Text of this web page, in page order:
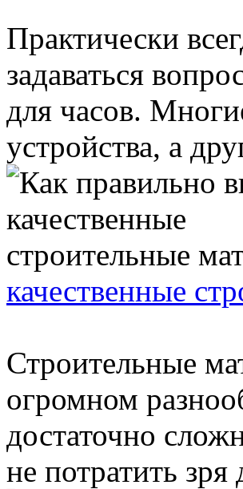
Практически
задаваться
для часов.
устройства, а
качественные
Строительные
огромном
достаточно
не потратить